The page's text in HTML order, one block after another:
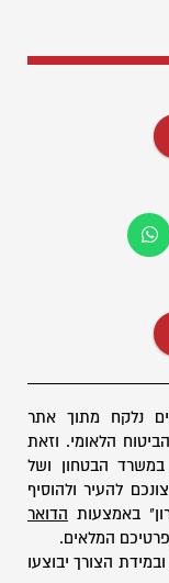
נלקח מתוך אתר
הלאומי. וזאת
הבטחון ושל
להעיר ולהוסיף
באמצעות הדואר
הצורך יבוצעו